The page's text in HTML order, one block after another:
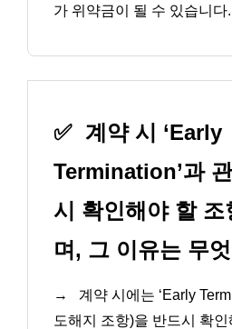
가 위약금이 될 수 있습니다.
✅ 계약 시 ‘Early
Termination’과
시 확인해야 할 조
며, 그 이유는 무
→
계약 시에는 ‘Early
도해지 조항)을 반드시 확